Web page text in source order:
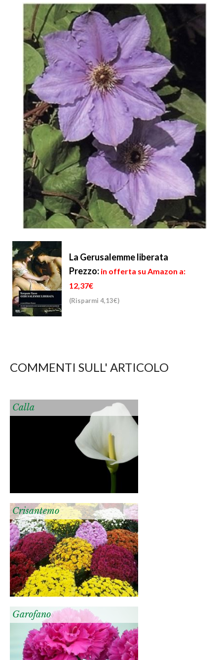
La Gerusalemme liberata
Prezzo: in offerta su Amazon a:
12,37€
(Risparmi 4,13€)
COMMENTI SULL' ARTICOLO
Calla
Crisantemo
Garofano